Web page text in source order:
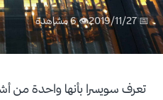
📅 2019/11/27 👁 6 مشاهدة
تعرف سويسرا بأنها واحدة من